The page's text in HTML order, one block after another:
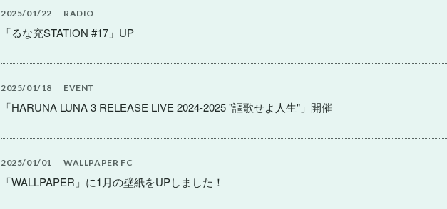
2025 01 22 RADIO
「るな充STATION #17」UP
2025 01 18 EVENT
「HARUNA LUNA 3 RELEASE LIVE 2024-2025 "謳歌せよ人生"」開催
2025 01 01 WALLPAPER FC
「WALLPAPER」に1月の壁紙をUPしました！